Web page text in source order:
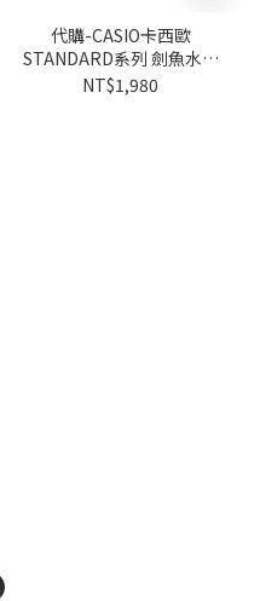
代購-CASIO卡西歐
STANDARD系列 劍魚水鬼
海洋之心 防水 石英機芯 不鏽
NT$1,980